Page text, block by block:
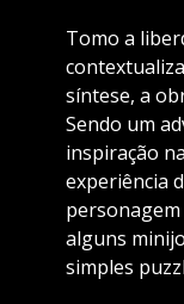
Tomo a
síntese, a
Sendo um
inspiração
experiência
alguns
simples